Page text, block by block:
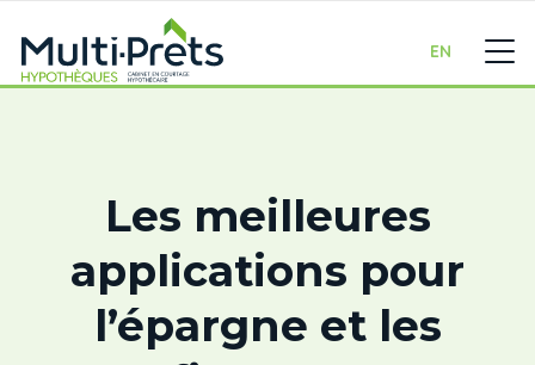
EN
Les meilleures
applications pour
l’épargne et les